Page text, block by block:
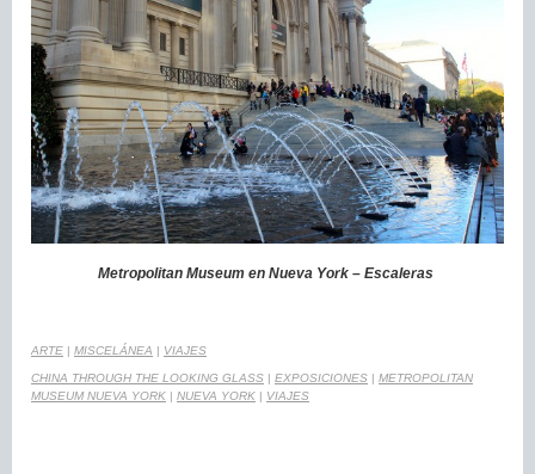
Metropolitan Museum en Nueva York – Escaleras
ARTE | MISCELÁNEA | VIAJES
CHINA THROUGH THE LOOKING GLASS | EXPOSICIONES | METROPOLITAN
MUSEUM NUEVA YORK | NUEVA YORK | VIAJES